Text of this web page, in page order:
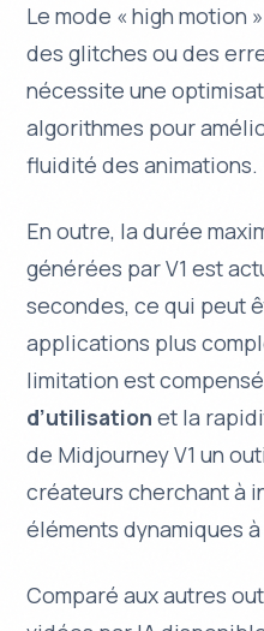
Le mode « high motion
des glitches ou des
nécessite une
algorithmes pour
fluidité des animations.
En outre, la durée
générées par V1 est
secondes, ce qui peut
applications plus
limitation est
d’utilisation et la
de Midjourney V1 un
créateurs cherchant à
éléments dynamiques
Comparé aux autres